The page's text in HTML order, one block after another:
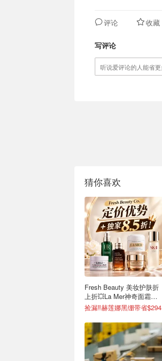
评论 收藏
写评论
猜你喜欢
Fresh Beauty 美妆护肤折
上折💥La Mer神奇面霜
$515→官$955
捡漏‼️赫莲娜黑绷带省$294